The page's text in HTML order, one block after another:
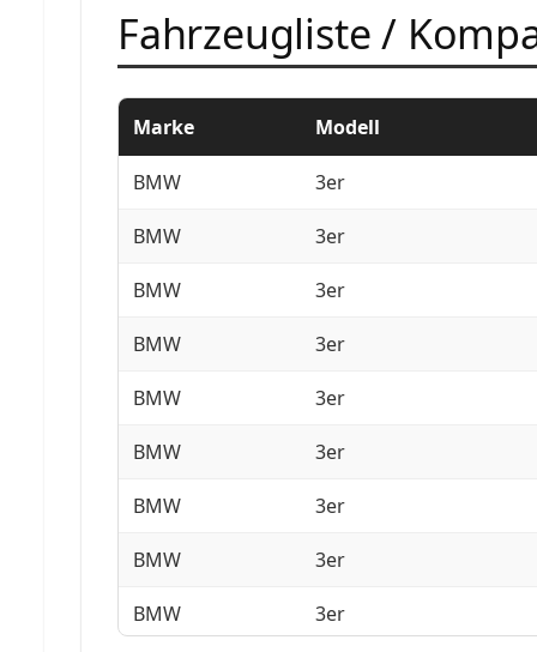
Fahrzeugliste /
Marke Modell
BMW 3er
BMW 3er
BMW 3er
BMW 3er
BMW 3er
BMW 3er
BMW 3er
BMW 3er
BMW 3er